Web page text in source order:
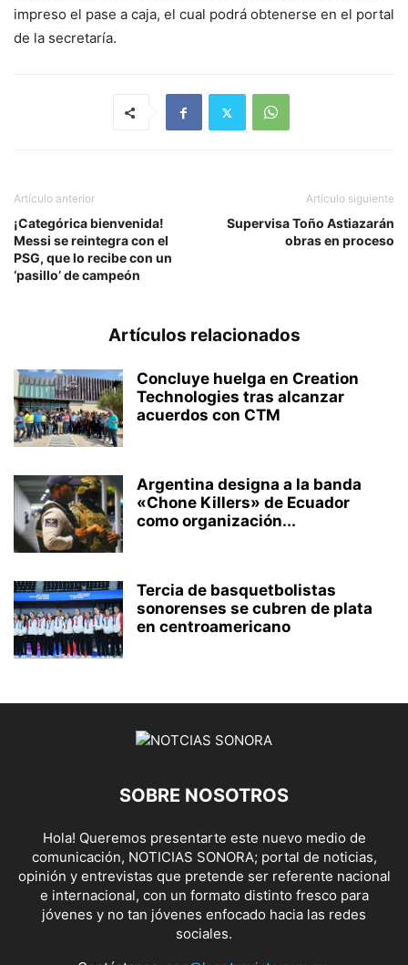
impreso el pase a caja, el cual podrá obtenerse en el portal
de la secretaría.
Artículo anterior
¡Categórica bienvenida!
Messi se reintegra con el
PSG, que lo recibe con un
‘pasillo’ de campeón
Artículo siguiente
Supervisa Toño Astiazarán
obras en proceso
Artículos relacionados
Concluye huelga en Creation
Technologies tras alcanzar
acuerdos con CTM
Argentina designa a la banda
«Chone Killers» de Ecuador
como organización...
Tercia de basquetbolistas
sonorenses se cubren de plata
en centroamericano
SOBRE NOSOTROS
Hola! Queremos presentarte este nuevo medio de
comunicación, NOTICIAS SONORA; portal de noticias,
opinión y entrevistas que pretende ser referente nacional
e internacional, con un formato distinto fresco para
jóvenes y no tan jóvenes enfocado hacia las redes
sociales.